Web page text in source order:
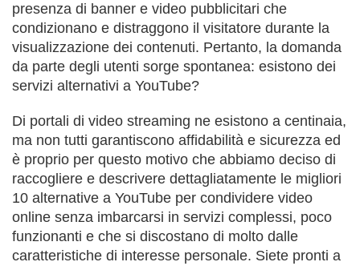
presenza di banner e video pubblicitari che
condizionano e distraggono il visitatore durante la
visualizzazione dei contenuti. Pertanto, la domanda
da parte degli utenti sorge spontanea: esistono dei
servizi alternativi a YouTube?
Di portali di video streaming ne esistono a centinaia,
ma non tutti garantiscono affidabilità e sicurezza ed
è proprio per questo motivo che abbiamo deciso di
raccogliere e descrivere dettagliatamente le migliori
10 alternative a YouTube per condividere video
online senza imbarcarsi in servizi complessi, poco
funzionanti e che si discostano di molto dalle
caratteristiche di interesse personale. Siete pronti a